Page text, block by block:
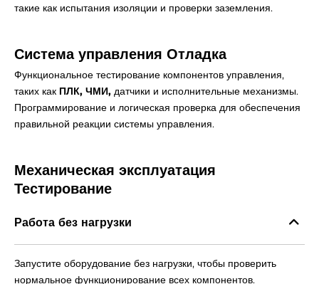
такие как испытания изоляции и проверки заземления.
Система управления Отладка
Функциональное тестирование компонентов управления,
таких как ПЛК, ЧМИ, датчики и исполнительные механизмы.
Программирование и логическая проверка для обеспечения
правильной реакции системы управления.
Механическая эксплуатация
Тестирование
Работа без нагрузки
Запустите оборудование без нагрузки, чтобы проверить
нормальное функционирование всех компонентов.